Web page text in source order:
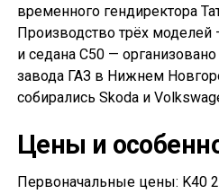
временного гендиректора
Производство трёх моделей
и седана С50 —
завода ГАЗ в Нижнем
собирались Skoda и
Цены и
Первоначальные цены: K40